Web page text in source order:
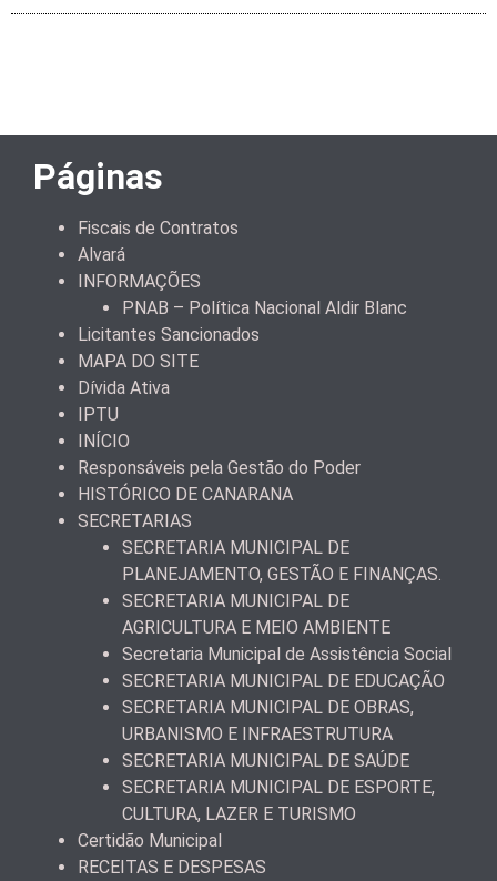
Páginas
Fiscais de Contratos
Alvará
INFORMAÇÕES
PNAB – Política Nacional Aldir Blanc
Licitantes Sancionados
MAPA DO SITE
Dívida Ativa
IPTU
INÍCIO
Responsáveis pela Gestão do Poder
HISTÓRICO DE CANARANA
SECRETARIAS
SECRETARIA MUNICIPAL DE
PLANEJAMENTO, GESTÃO E FINANÇAS.
SECRETARIA MUNICIPAL DE
AGRICULTURA E MEIO AMBIENTE
Secretaria Municipal de Assistência Social
SECRETARIA MUNICIPAL DE EDUCAÇÃO
SECRETARIA MUNICIPAL DE OBRAS,
URBANISMO E INFRAESTRUTURA
SECRETARIA MUNICIPAL DE SAÚDE
SECRETARIA MUNICIPAL DE ESPORTE,
CULTURA, LAZER E TURISMO
Certidão Municipal
RECEITAS E DESPESAS